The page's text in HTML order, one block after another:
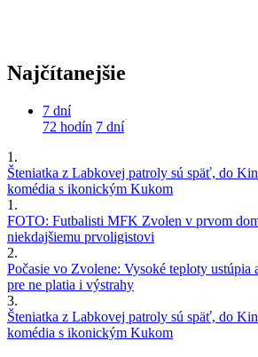
Najčítanejšie
7 dní
72 hodín 7 dní
1.
Šteniatka z Labkovej patroly sú späť, do
komédia s ikonickým Kukom
1.
FOTO: Futbalisti MFK Zvolen v prvom
niekdajšiemu prvoligistovi
2.
Počasie vo Zvolene: Vysoké teploty ustúpia
pre ne platia i výstrahy
3.
Šteniatka z Labkovej patroly sú späť, do
komédia s ikonickým Kukom